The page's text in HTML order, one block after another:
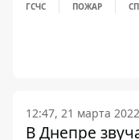
ГСЧС ПОЖАР
12:47, 21 марта 2022
В Днепре